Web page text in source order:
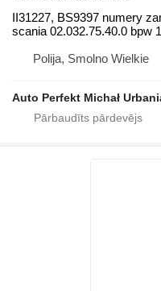
II31227, BS9397 numery
scania 02.032.75.40.0 bpw
Polija, Smolno Wielkie
Auto Perfekt Michał